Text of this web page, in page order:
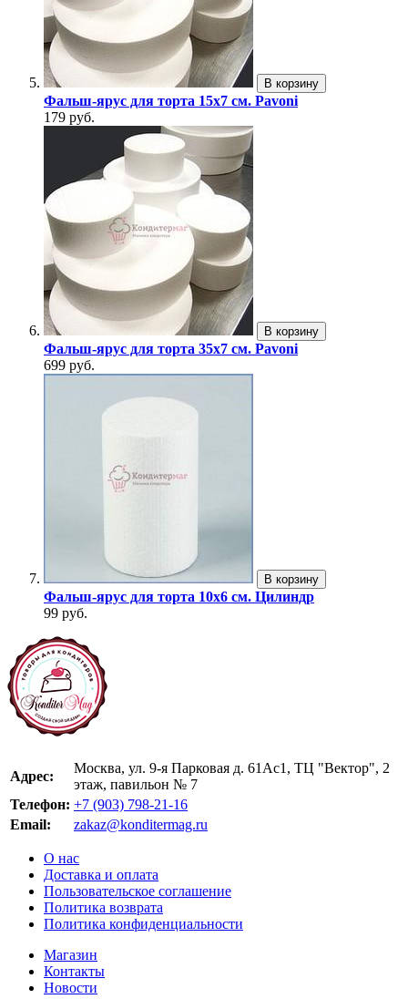
В корзину
Фальш-ярус для торта 15х7 см. Pavoni
179 руб.
В корзину
Фальш-ярус для торта 35х7 см. Pavoni
699 руб.
В корзину
Фальш-ярус для торта 10х6 см. Цилиндр
99 руб.
Адрес:
Москва, ул. 9-я Парковая д. 61Ас1, ТЦ "Вектор", 2
этаж, павильон № 7
Телефон: +7 (903) 798-21-16
Email:
zakaz@konditermag.ru
О нас
Доставка и оплата
Пользовательское соглашение
Политика возврата
Политика конфиденциальности
Магазин
Контакты
Новости